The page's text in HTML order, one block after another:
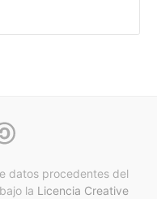
datos procedentes del
la Licencia Creative